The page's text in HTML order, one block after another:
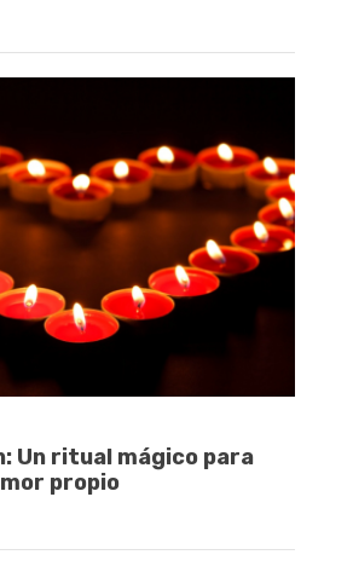
Un ritual mágico para
propio